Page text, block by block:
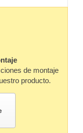
de montaje
producto.